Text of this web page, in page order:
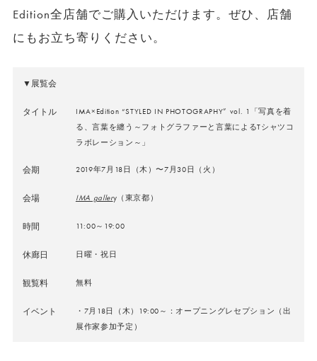
Edition全店舗でご購入いただけます。ぜひ、店舗
にもお立ち寄りください。
▼展覧会
タイトル
IMA×Edition “STYLED IN PHOTOGRAPHY” vol. 1「写真を着
る、言葉を纏う～フォトグラファーと言葉によるTシャツコ
ラボレーション～」
会期 2019年7月18日（木）〜7月30日（火）
会場 IMA gallery（東京都）
時間 11:00～19:00
休廊日 日曜・祝日
観覧料 無料
イベント
・7月18日（木）19:00～：オープニングレセプション（出
展作家参加予定）